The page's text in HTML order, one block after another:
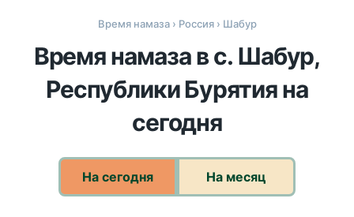
Время намаза› Россия› Шабур
Время намаза в с. Шабур,
Республики Бурятия на
сегодня
На сегодня На месяц